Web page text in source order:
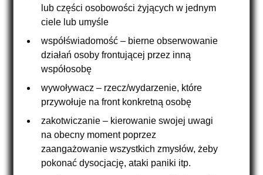
lub części osobowości żyjących w jednym
ciele lub umyśle
współświadomość – bierne obserwowanie
działań osoby frontującej przez inną
współosobę
wywoływacz – rzecz/wydarzenie, które
przywołuje na front konkretną osobę
zakotwiczanie – kierowanie swojej uwagi
na obecny moment poprzez
zaangażowanie wszystkich zmysłów, żeby
pokonać dysocjację, ataki paniki itp.